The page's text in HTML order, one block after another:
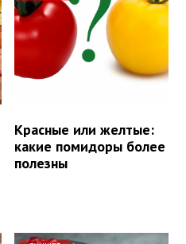
Красные или желтые:
какие помидоры более
полезны